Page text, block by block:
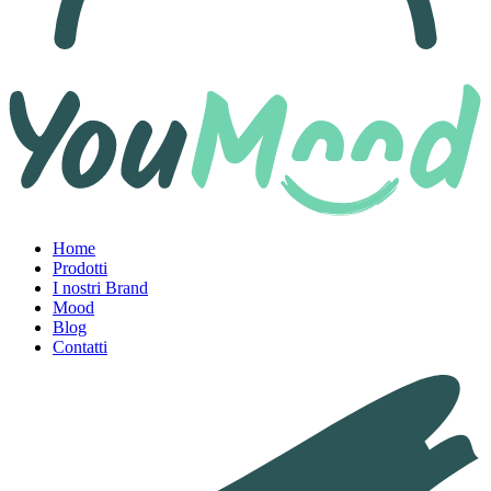
Home
Prodotti
I nostri Brand
Mood
Blog
Contatti